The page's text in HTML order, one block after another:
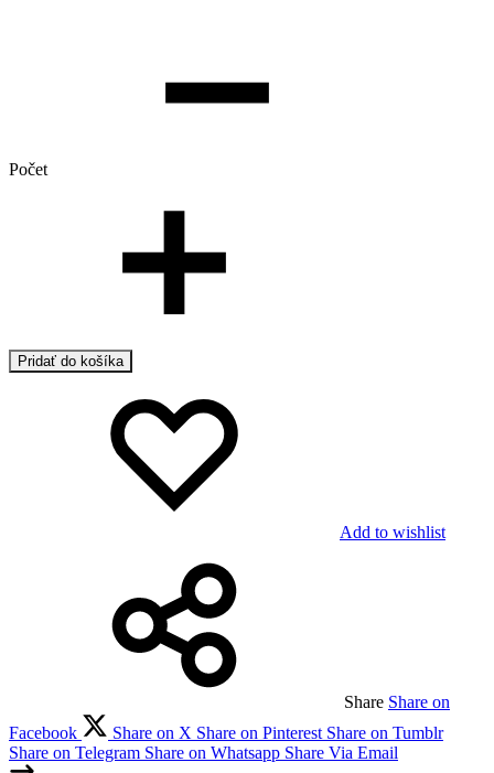
Počet
Pridať do košíka
Add to wishlist
Share Share on
Facebook
Share on X Share on Pinterest Share on Tumblr
Share on Telegram Share on Whatsapp Share Via Email